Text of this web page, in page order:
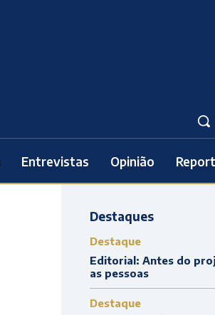
Entrevistas Opinião
Destaques
Destaque
Editorial: Antes do
as pessoas
Destaque